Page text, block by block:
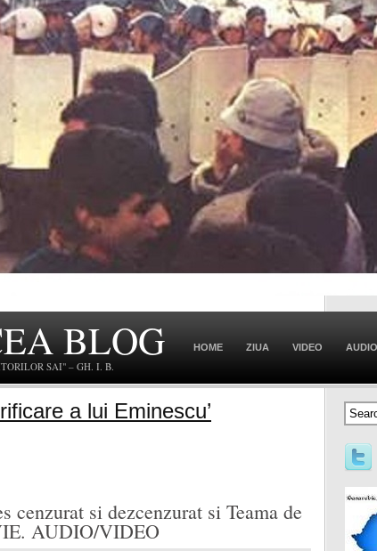
BLOG
SAI" – GH. I. B.
HOME ZIUA VIDEO AUDIO
a lui Eminescu’
cenzurat si dezcenzurat si Teama de
AUDIO/VIDEO